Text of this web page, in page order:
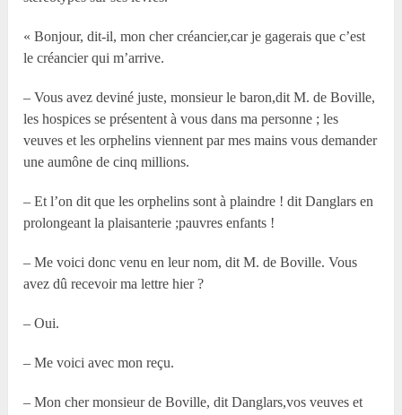
« Bonjour, dit-il, mon cher créancier,car je gagerais que c’est
le créancier qui m’arrive.
– Vous avez deviné juste, monsieur le baron,dit M. de Boville,
les hospices se présentent à vous dans ma personne ; les
veuves et les orphelins viennent par mes mains vous demander
une aumône de cinq millions.
– Et l’on dit que les orphelins sont à plaindre ! dit Danglars en
prolongeant la plaisanterie ;pauvres enfants !
– Me voici donc venu en leur nom, dit M. de Boville. Vous
avez dû recevoir ma lettre hier ?
– Oui.
– Me voici avec mon reçu.
– Mon cher monsieur de Boville, dit Danglars,vos veuves et